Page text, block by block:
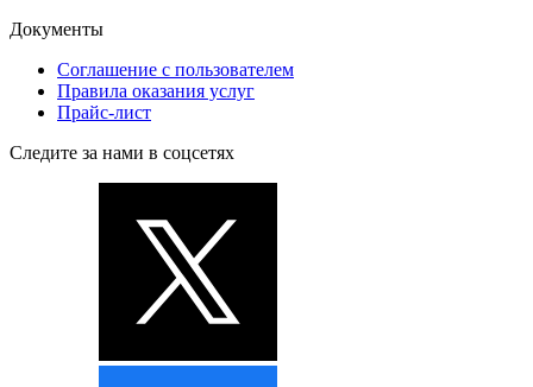
Документы
Соглашение с пользователем
Правила оказания услуг
Прайс-лист
Следите за нами в соцсетях